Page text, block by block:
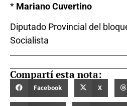
* Mariano Cuvertino
Diputado Provincial del
Socialista
Compartí esta nota:
Facebook X